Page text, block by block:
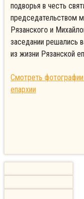
подворья в честь
председательством
Рязанского и
заседании решались
из жизни Рязанской
Смотреть
епархии